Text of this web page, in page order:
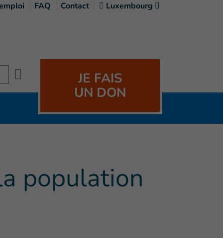
FAQ Contact Luxembourg
JE FAIS
UN DON
population